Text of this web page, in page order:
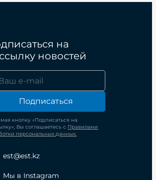
на
новостей
Подписаться
кнопку «Подписаться на
Вы соглашаетесь с Правилами
персональных данных.
est@est.kz
Мы в Instagram